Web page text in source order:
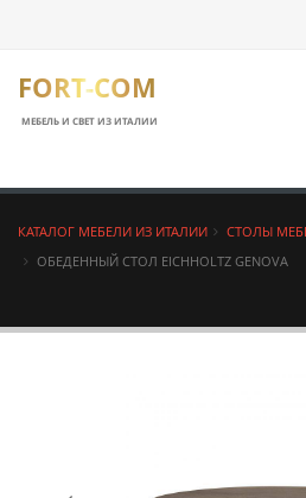
FORT-COM
МЕБЕЛЬ И СВЕТ ИЗ ИТАЛИИ
КАТАЛОГ МЕБЕЛИ ИЗ ИТАЛИИ
СТОЛЫ
ОБЕДЕННЫЙ СТОЛ EICHHOLTZ GENOVA